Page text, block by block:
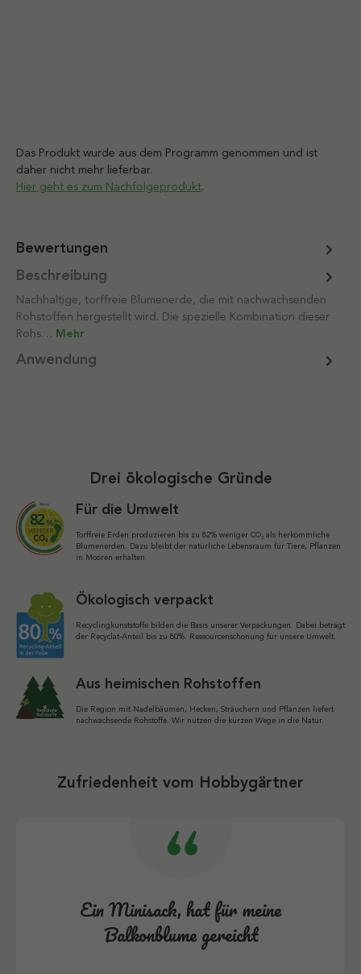
Das Produkt wurde aus dem Programm genommen und ist
daher nicht mehr lieferbar.
Hier geht es zum Nachfolgeprodukt.
Bewertungen
Beschreibung
Nachhaltige, torffreie Blumenerde, die mit nachwachsenden
Rohstoffen hergestellt wird. Die spezielle Kombination dieser
Rohs… Mehr
Anwendung
Drei ökologische Gründe
Für die Umwelt
Torffreie Erden produzieren bis zu 82% weniger CO₂ als herkömmliche
Blumenerden. Dazu bleibt der natürliche Lebensraum für Tiere, Pflanzen
in Mooren erhalten.
Ökologisch verpackt
Recyclingkunststoffe bilden die Basis unserer Verpackungen. Dabei beträgt
der Recyclat-Anteil bis zu 80%. Ressourcenschonung für unsere Umwelt.
Aus heimischen Rohstoffen
Die Region mit Nadelbäumen, Hecken, Sträuchern und Pflanzen liefert
nachwachsende Rohstoffe. Wir nutzen die kurzen Wege in die Natur.
Zufriedenheit vom Hobbygärtner
Ein Minisack, hat für meine
Balkonblume gereicht